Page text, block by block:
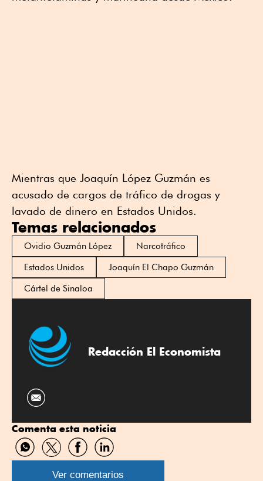
Mientras que Joaquín López Guzmán es
acusado de cargos de tráfico de drogas y
lavado de dinero en Estados Unidos.
Temas relacionados
Ovidio Guzmán López
Narcotráfico
Estados Unidos
Joaquín El Chapo Guzmán
Cártel de Sinaloa
Redacción El Economista
Comenta esta noticia
Compartir
por
WhatsApp
Compartir
por
Twitter
Compartir
por
Facebook
Compartir
por
Linkedin
Ver comentarios